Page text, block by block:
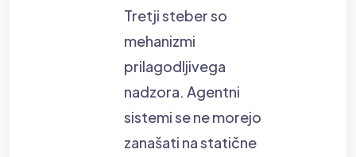
Tretji steber so
mehanizmi
prilagodljivega
nadzora. Agentni
sistemi se ne morejo
zanašati na statične